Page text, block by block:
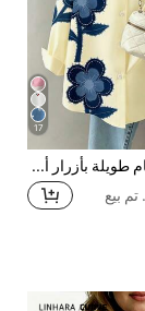
17
Resyla قميص أكمام طويلة بأزرار أمامية بطبعة زهور للمقاسات الكبيرة، صيفي